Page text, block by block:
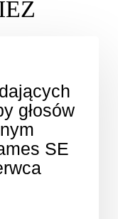
głosów
SE